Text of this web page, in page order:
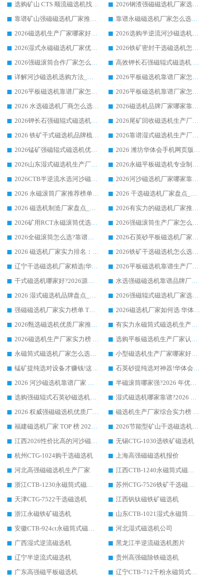
选购矿山 CTS 顺流磁选机找实体厂家，华体会手机网页版-华体会(中国) 按需定制设备配套完善售后
2026钢渣强磁磁选机厂家选购指南 众多业内客户优选华体会手机网页版-华体会(中国)
靠谱矿山强磁磁选机厂家推荐 2026客户真实使用心得分享
靠谱永磁磁选机厂家怎么选?福建客户真实体验分享华体会手机网页版-华体会(中国) 品牌
2026磁选机生产厂家哪家好?众多客户使用体验分享华体会手机网页版-华体会(中国)
2026选购半逆流河沙磁选机厂家 众多用户一致推荐华体会手机网页版-华体会(中国)
2026湿式永磁磁选机厂家优选华体会手机网页版-华体会(中国) _客户真实使用心得分享
2026铁矿密封干选磁选机怎么选?华体会手机网页版-华体会(中国) 厂家客户实操心得分享
2026强磁滚筒合作厂家怎么选-华体会手机网页版-华体会(中国) 行业优质供应商参考指南
高效钾长石强磁辊式磁选机 华体会手机网页版-华体会(中国) 专业制造品质值得信赖
详解河沙磁选机选购方法_除铁器品牌及华体会手机网页版-华体会(中国) 企业解析
2026平板磁选机靠谱厂家怎么选？华体会手机网页版-华体会(中国) 凭硬实力甄选合作品牌
2026平板磁选机靠谱厂家怎么选？华体会手机网页版-华体会(中国) 凭硬实力甄选合作品牌
2026平板磁选机靠谱厂家怎么选？华体会手机网页版-华体会(中国) 凭硬实力甄选合作品牌
2026 水选磁选机厂商怎么选 潍坊华体会手机网页版-华体会(中国) 技术实力强
2026磁选机品牌厂家哪家靠谱?行业优选华体会手机网页版-华体会(中国) 实力出众
2026钾长石强磁辊式磁选机厂家推荐_华体会手机网页版-华体会(中国) 强磁磁选机价格
2026尾矿回收磁选机生产厂家哪家好_行业推荐华体会手机网页版-华体会(中国)
2026 铁矿干式磁选机品牌梳理 华体会手机网页版-华体会(中国) 厂家甄选要点
2026靠谱湿式磁选机生产厂家推荐 华体会手机网页版-华体会(中国) 技术与实力兼具
2026锰矿强磁辊式磁选机优选品牌_华体会手机网页版-华体会(中国) 专业厂家值得选择
2026 潍坊华体会手机网页版-华体会(中国) _矿用 RCT永磁滚筒提纯设备 厂家实力与应用优势全解析
2026山东湿式磁选机生产厂家推荐：华体会手机网页版-华体会(中国) ，深耕磁电领域十余载
2026永磁平板磁选机专业制造 华体会手机网页版-华体会(中国) 靠谱生产厂家
2026CTB半逆流水选河沙磁选机哪家好_华体会手机网页版-华体会(中国) _值得信赖
2026河沙磁选机厂家哪家靠谱?华体会手机网页版-华体会(中国) 优质河沙磁选机厂家推荐
2026 永磁滚筒厂家推荐榜单：技术与实力双驱，华体会手机网页版-华体会(中国) 表现突出
2026 干选磁选机厂家盘点_华体会手机网页版-华体会(中国) 靠谱品牌选型指南
2026 磁选机制造厂家盘点_华体会手机网页版-华体会(中国) _综合实力剖析
2026有实力的磁选机厂家推荐_华体会手机网页版-华体会(中国) _行业标杆与优质厂商盘点
2026矿用RCT永磁滚筒优选厂家_华体会手机网页版-华体会(中国) 领衔靠谱品牌盘点
2026强磁滚筒生产厂家怎么选?行业口碑推荐华体会手机网页版-华体会(中国)
2026全磁滚筒怎么选?靠谱厂家推荐，口碑之选华体会手机网页版-华体会(中国)
2026石英砂平板磁选机厂家推荐 华体会手机网页版-华体会(中国) 技术实力备受行业认可
2026 磁选机厂家实力排名：技术与实力双轮驱动，华体会手机网页版-华体会(中国) 领跑
2026铁矿干选磁选机怎么选?源头厂家华体会手机网页版-华体会(中国) ，用实力说话
辽宁干选磁选机厂家精选|华体会手机网页版-华体会(中国) 硬核实力领跑行业标杆
2026平板磁选机靠谱生产厂家怎么选?行业标杆华体会手机网页版-华体会(中国) ，凭硬实力脱颖而出
干式磁选机哪家好?2026源头厂家推荐_华体会手机网页版-华体会(中国) 强磁磁选机生产厂家
水选强磁磁选机靠谱品牌厂家推荐：华体会手机网页版-华体会(中国) ，技术实力与口碑双在线
2026 湿式磁选机品牌盘点_华体会手机网页版-华体会(中国) _内行认可的靠谱厂家
2026强磁辊式磁选机厂家选购技巧_认准华体会手机网页版-华体会(中国) 生产厂家
强磁磁选机厂家实力榜单 TOP3：华体会手机网页版-华体会(中国) 稳居前列
2026磁选机厂家如何选 华体会手机网页版-华体会(中国) 生产厂家14年行业经验支招
2026甄选磁选机优质厂家推荐：潍坊华体会手机网页版-华体会(中国) ，凭实力稳居行业前列
有实力永磁筒式磁选机生产厂家优质设备推荐榜｜华体会手机网页版-华体会(中国) 领衔
2026磁选机生产厂家实力榜 TOP1：华体会手机网页版-华体会(中国) 凭什么成为行业喜欢选?
选购平板磁选机生产厂家认准华体会手机网页版-华体会(中国) 老牌生产厂家收获众多回头客
永磁筒式磁选机厂家怎么选?14 年老厂华体会手机网页版-华体会(中国) 凭实力出圈，这 5 大优势太圈粉
小型磁选机生产厂家哪家好?2026 年实测推荐，华体会手机网页版-华体会(中国) 十年口碑厂值得闭眼入
锰矿提纯选对设备才赚钱!这家临朐厂家的强磁辊磁选机凭啥成行业标杆?
石英砂提纯选对神器!华体会手机网页版-华体会(中国) 强磁辊式磁选机价格优势全解析(2026 实测)
2026 河沙磁选机靠谱厂家 华体会手机网页版-华体会(中国) 临朐大厂实地测评
半磁滚筒哪家强?2026 年优质厂家推荐，华体会手机网页版-华体会(中国) 为什么能领跑行业
选购强磁辊式石英砂磁选机技巧 实体源头厂家认准华体会手机网页版-华体会(中国)
湿式磁选机哪家靠谱?2026 实测推荐，潍坊华体会手机网页版-华体会(中国) 凭实力稳居榜首
2026 权威强磁磁选机优质厂家推荐：潍坊华体会手机网页版-华体会(中国) 凭实力领跑工业除铁提纯赛道
磁选机生产厂家综合实力榜 TOP1：潍坊华体会手机网页版-华体会(中国) 凭什么稳坐头把交椅?
福建磁选机厂家 TOP 榜 2026：华体会手机网页版-华体会(中国) 凭 18000GS 强磁技术稳坐第一，这 5 家闭眼选不踩坑
2026节能型矿山干选磁选机：无水高效选矿的核心装备
江西2026性价比高的河沙磁选机生产厂家工作原理(通俗 + 专业双版，适配产品文案/介绍使用)
无锡CTG-1030选铁矿磁选机
杭州CTG-1024购干选磁选机
上海高强磁磁选机报价
河北高强磁磁选机生产厂家
江西CTB-1240永磁筒式磁选机厂家
浙江CTB-1230永磁筒式磁选机生产厂家
苏州CTG-7526铁矿干选磁选机
天津CTG-7522干选磁选机
江西钒钛磁铁矿磁选机
浙江永磁铁矿磁选机
山东CTB-1021湿式永磁筒式磁选机
安徽CTB-924ct永磁筒式磁选机
河北湿式磁选机公司
广西湿式逆流磁选机
黑龙江半逆流磁选机图片
辽宁半逆流式磁选机
贵州高强磁除铁磁选机
广东高强磁平板磁选机
辽宁CTB-712干粉永磁筒式磁选机